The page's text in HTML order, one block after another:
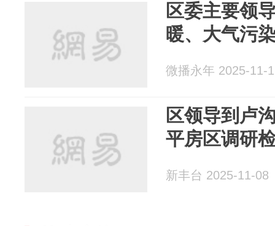
区委主要领
暖、大气污
微播永年 2025-11-
区领导到卢
平房区调研
新丰台 2025-11-08